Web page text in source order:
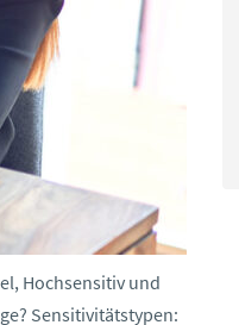
Hochsensitiv und
Sensitivitätstypen: